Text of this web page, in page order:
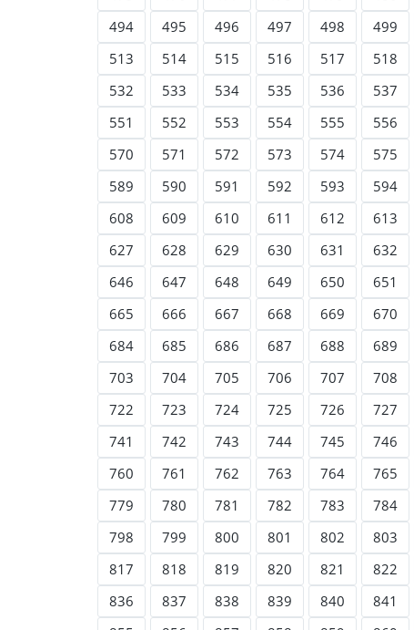
494
495 496 497 498 499
513
514 515 516 517 518
532
533 534 535 536 537
551
552 553 554 555 556
570
571 572 573 574 575
589
590 591 592 593 594
608
609 610 611 612 613
627
628 629 630 631 632
646
647 648 649 650 651
665
666 667 668 669 670
684
685 686 687 688 689
703
704 705 706 707 708
722
723 724 725 726 727
741
742 743 744 745 746
760
761 762 763 764 765
779
780 781 782 783 784
798
799 800 801 802 803
817
818 819 820 821 822
836
837 838 839 840 841